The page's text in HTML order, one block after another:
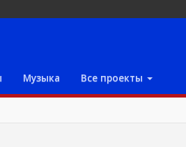
Музыка Все проекты